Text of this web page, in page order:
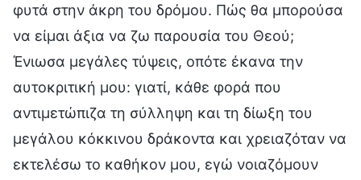
φυτά στην άκρη του δρόμου. Πώς θα μπορούσα
να είμαι άξια να ζω παρουσία του Θεού;
Ένιωσα μεγάλες τύψεις, οπότε έκανα την
αυτοκριτική μου: γιατί, κάθε φορά που
αντιμετώπιζα τη σύλληψη και τη δίωξη του
μεγάλου κόκκινου δράκοντα και χρειαζόταν να
εκτελέσω το καθήκον μου, εγώ νοιαζόμουν